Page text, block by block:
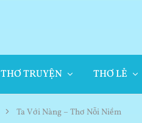
THƠ TRUYỆN THƠ LẺ
Ta Với Nàng – Thơ Nỗi Niềm